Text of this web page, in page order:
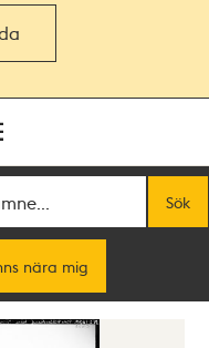
Sök
nära mig